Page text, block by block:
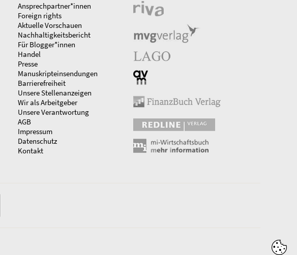
Ansprechpartner*innen
Foreign rights
Aktuelle Vorschauen
Nachhaltigkeitsbericht
Für Blogger*innen
Handel
Presse
Manuskripteinsendungen
Barrierefreiheit
Unsere Stellenanzeigen
Wir als Arbeitgeber
Unsere Verantwortung
AGB
Impressum
Datenschutz
Kontakt